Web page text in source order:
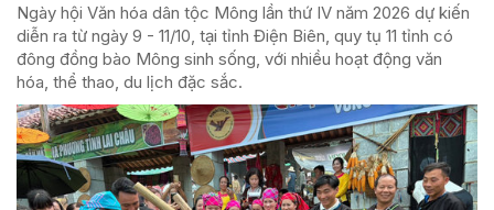
Ngày hội Văn hóa dân tộc Mông lần thứ IV năm 2026 dự kiến
diễn ra từ ngày 9 - 11/10, tại tỉnh Điện Biên, quy tụ 11 tỉnh có
đông đồng bào Mông sinh sống, với nhiều hoạt động văn
hóa, thể thao, du lịch đặc sắc.